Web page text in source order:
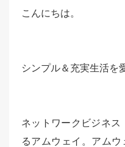
こんにちは。
シンプル＆充実生活を
ネットワークビジネス
るアムウェイ。アム